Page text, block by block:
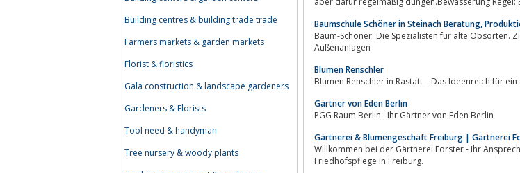
Building centres & building trade trade
Farmers markets & garden markets
Florist & floristics
Gala construction & landscape gardeners
Gardeners & Florists
Tool need & handyman
Tree nursery & woody plants
Baumschule Schöner in Steinach Beratung,
Baum-Schöner: Die Spezialisten für alte Obsorten. Zier- und
Außenanlagen
Blumen Renschler
Blumen Renschler in Rastatt – Das Ideenreich für
Gärtner von Eden Berlin
PGG Raum Berlin : Ihr Gärtner von Eden Berlin
Gärtnerei & Blumengeschäft Freiburg | Gärtnerei
Willkommen bei der Gärtnerei Forster - Ihr Ansprechpartner für Floristik,
Friedhofspflege in Freiburg.